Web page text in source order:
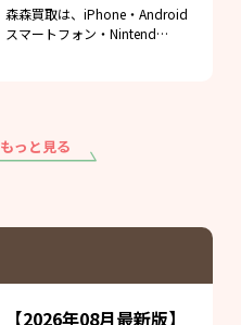
森森買取は、iPhone・Android
スマートフォン・Nintend…
もっと見る
【2026年08月最新版】